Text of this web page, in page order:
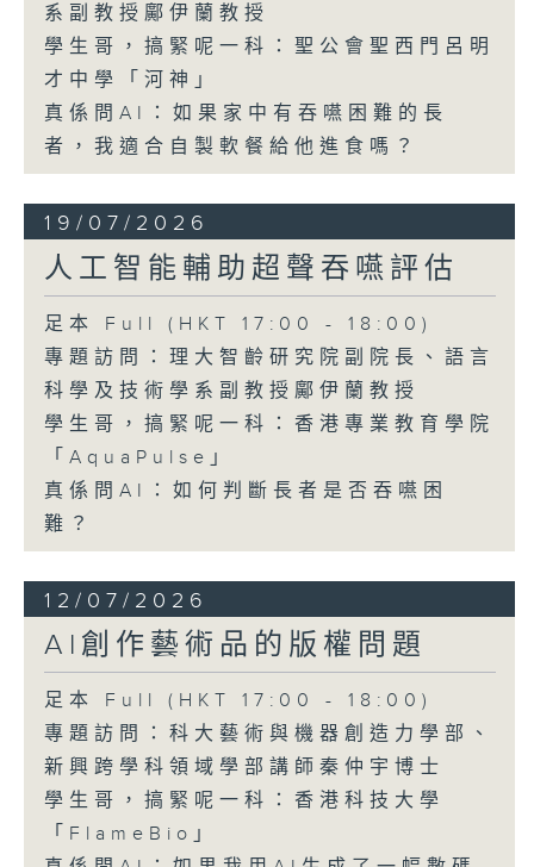
系副教授鄺伊蘭教授
學生哥，搞緊呢一科：聖公會聖西門呂明
才中學「河神」
真係問AI：如果家中有吞嚥困難的長
者，我適合自製軟餐給他進食嗎？
19/07/2026
人工智能輔助超聲吞嚥評估
足本 Full (HKT 17:00 - 18:00)
專題訪問：理大智齡研究院副院長、語言
科學及技術學系副教授鄺伊蘭教授
學生哥，搞緊呢一科：香港專業教育學院
「AquaPulse」
真係問AI：如何判斷長者是否吞嚥困
難？
12/07/2026
AI創作藝術品的版權問題
足本 Full (HKT 17:00 - 18:00)
專題訪問：科大藝術與機器創造力學部、
新興跨學科領域學部講師秦仲宇博士
學生哥，搞緊呢一科：香港科技大學
「FlameBio」